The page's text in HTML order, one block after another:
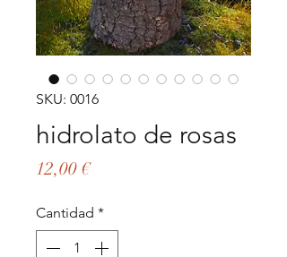
SKU: 0016
hidrolato de rosas
12,00 €Precio
Cantidad *